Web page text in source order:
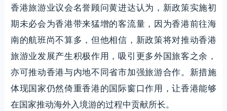
香港旅游业议会名誉顾问黄进达认为，新政策实施初
期未必会为香港带来猛增的客流量，因为香港前往海
南的航班尚不算多，但他相信，新政策将对推动香港
旅游业发展产生积极作用，吸引更多外国旅客之余，
亦可推动香港与内地不同省市加强旅游合作。新措施
体现国家仍然倚重香港的国际窗口作用，让香港能够
在国家推动海外入境游的过程中贡献所长。